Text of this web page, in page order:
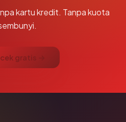
kartu kredit. Tanpa kuota
gratis →